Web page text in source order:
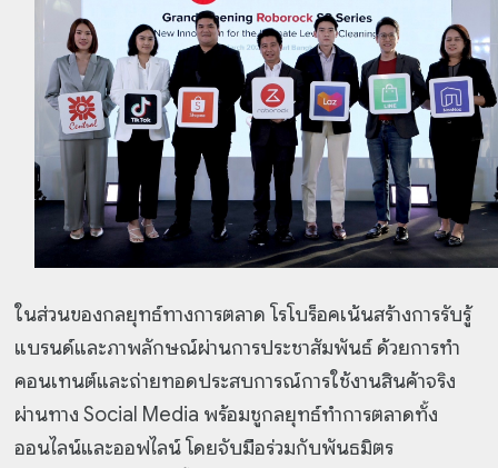
ในส่วนของกลยุทธ์ทางการตลาด โรโบร็อคเน้นสร้างการรับรู้
แบรนด์และภาพลักษณ์ผ่านการประชาสัมพันธ์ ด้วยการทำ
คอนเทนต์และถ่ายทอดประสบการณ์การใช้งานสินค้าจริง
ผ่านทาง Social Media พร้อมชูกลยุทธ์ทำการตลาดทั้ง
ออนไลน์และออฟไลน์ โดยจับมือร่วมกับพันธมิตร